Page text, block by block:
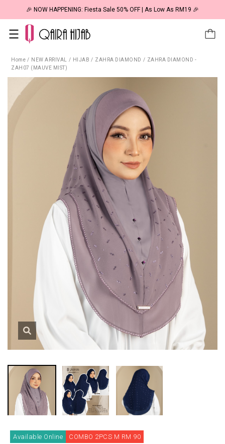
🎉 NOW HAPPENING: Fiesta Sale 50% OFF | As Low As RM19 🎉
Home / NEW ARRIVAL / HIJAB / ZAHRA DIAMOND / ZAHRA DIAMOND -
ZAH07 (MAUVE MIST)
Available Online COMBO 2PCS M RM 90